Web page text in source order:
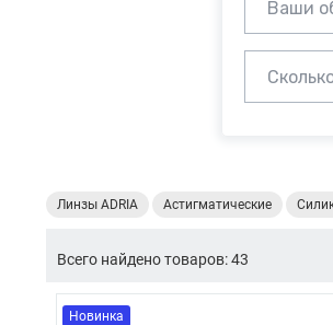
Ваши
Линзы ADRIA Астигматические
Всего найдено товаров: 43
Новинка